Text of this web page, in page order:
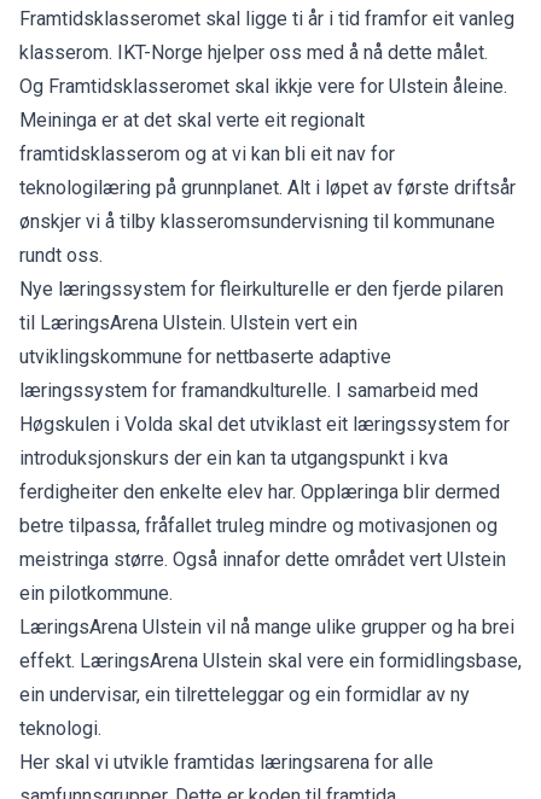
Framtidsklasseromet skal ligge ti år i tid framfor eit vanleg
klasserom. IKT-Norge hjelper oss med å nå dette målet.
Og Framtidsklasseromet skal ikkje vere for Ulstein åleine.
Meininga er at det skal verte eit regionalt
framtidsklasserom og at vi kan bli eit nav for
teknologilæring på grunnplanet. Alt i løpet av første driftsår
ønskjer vi å tilby klasseromsundervisning til kommunane
rundt oss.
Nye læringssystem for fleirkulturelle er den fjerde pilaren
til LæringsArena Ulstein. Ulstein vert ein
utviklingskommune for nettbaserte adaptive
læringssystem for framandkulturelle. I samarbeid med
Høgskulen i Volda skal det utviklast eit læringssystem for
introduksjonskurs der ein kan ta utgangspunkt i kva
ferdigheiter den enkelte elev har. Opplæringa blir dermed
betre tilpassa, fråfallet truleg mindre og motivasjonen og
meistringa større. Også innafor dette området vert Ulstein
ein pilotkommune.
LæringsArena Ulstein vil nå mange ulike grupper og ha brei
effekt. LæringsArena Ulstein skal vere ein formidlingsbase,
ein undervisar, ein tilretteleggar og ein formidlar av ny
teknologi.
Her skal vi utvikle framtidas læringsarena for alle